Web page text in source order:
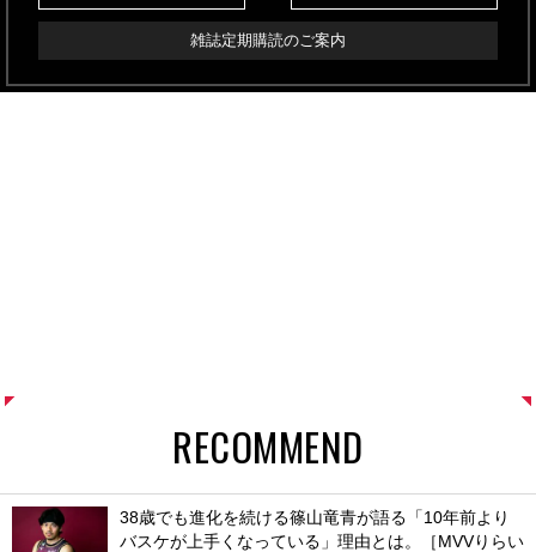
雑誌定期購読のご案内
RECOMMEND
38歳でも進化を続ける篠山竜青が語る「10年前より
バスケが上手くなっている」理由とは。［MVVりらい